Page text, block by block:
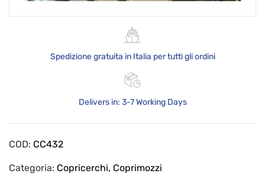
Spedizione gratuita in Italia per tutti gli ordini
Delivers in: 3-7 Working Days
COD: CC432
Categoria: Copricerchi, Coprimozzi